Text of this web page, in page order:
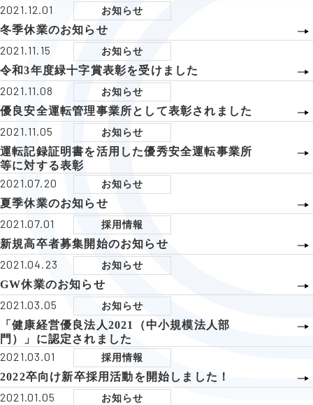
2021.12.01 お知らせ
冬季休業のお知らせ
2021.11.15 お知らせ
令和3年度緑十字賞表彰を受けました
2021.11.08 お知らせ
優良安全運転管理事業所として表彰されました
2021.11.05 お知らせ
運転記録証明書を活用した優秀安全運転事業所
等に対する表彰
2021.07.20 お知らせ
夏季休業のお知らせ
2021.07.01 採用情報
新規高卒者募集開始のお知らせ
2021.04.23 お知らせ
GW休業のお知らせ
2021.03.05 お知らせ
「健康経営優良法人2021（中小規模法人部
門）」に認定されました
2021.03.01 採用情報
2022卒向け新卒採用活動を開始しました！
2021.01.05 お知らせ